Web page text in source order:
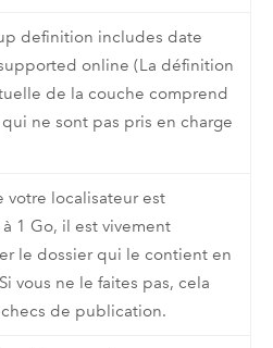
definition includes date
online (La définition
de la couche comprend
ne sont pas pris en charge
votre localisateur est
1 Go, il est vivement
le dossier qui le contient en
vous ne le faites pas, cela
de publication.